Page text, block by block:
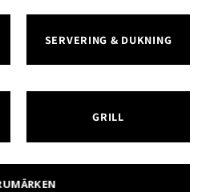
SERVERING & DUKNING
GRILL